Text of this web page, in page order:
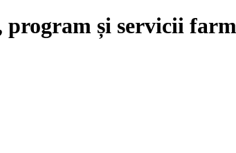
și servicii